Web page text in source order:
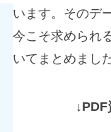
います。そのデ
今こそ求められ
いてまとめました